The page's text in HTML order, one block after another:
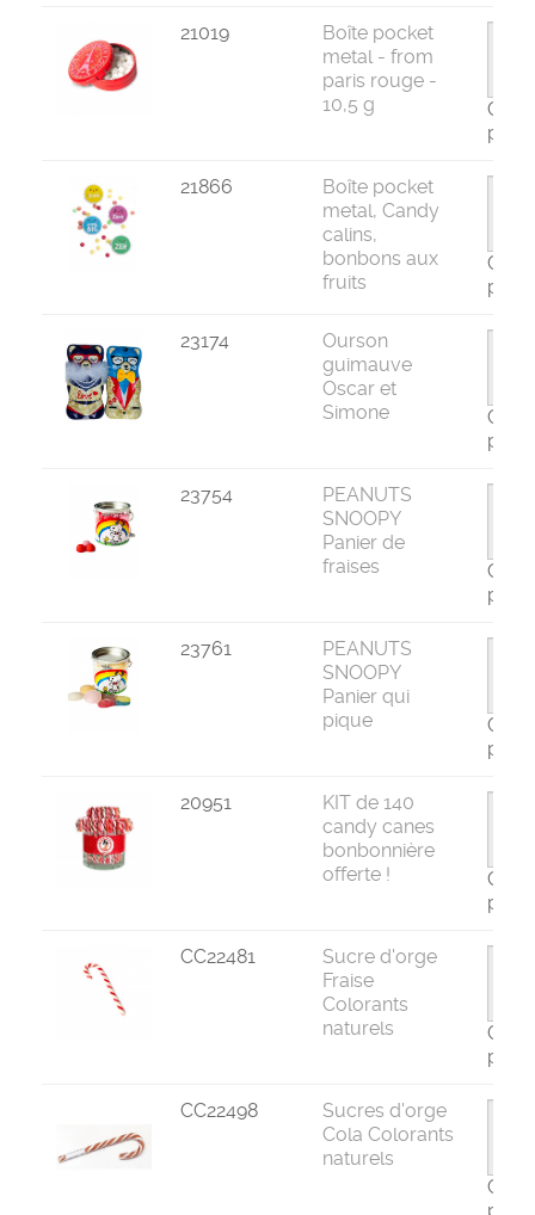
21019
Boîte pocket
metal - from
paris rouge -
10,5 g
par
21866
Boîte pocket
metal, Candy
calins,
bonbons aux
fruits
par
23174
Ourson
guimauve
Oscar et
Simone
par
23754
PEANUTS
SNOOPY
Panier de
fraises
par 8
23761
PEANUTS
SNOOPY
Panier qui
pique
par 8
20951
KIT de 140
candy canes
bonbonnière
offerte !
par 0
CC22481
Sucre d'orge
Fraise
Colorants
naturels
par
CC22498
Sucres d'orge
Cola Colorants
naturels